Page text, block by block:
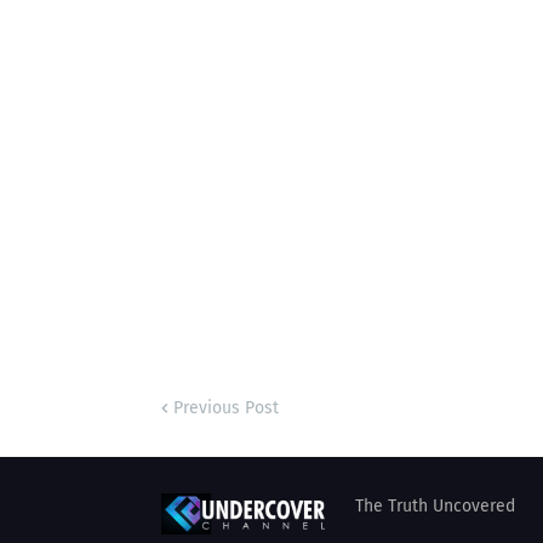
Previous Post
The Truth Uncovered